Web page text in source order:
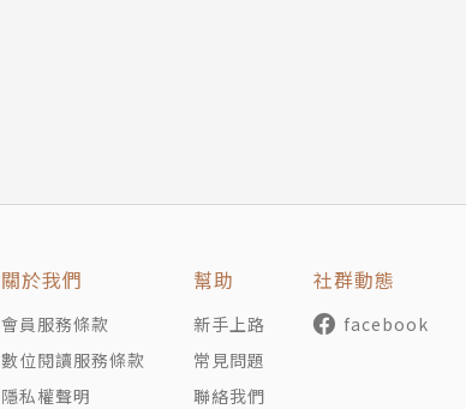
關於我們
會員服務條款
數位閱讀服務條款
隱私權聲明
幫助
新手上路
常見問題
聯絡我們
社群動態
facebook